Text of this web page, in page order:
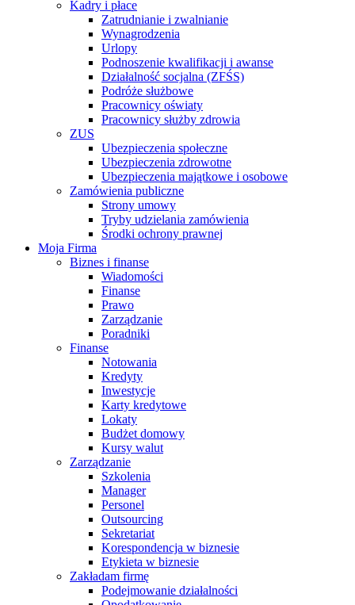
Kadry i płace
Zatrudnianie i zwalnianie
Wynagrodzenia
Urlopy
Podnoszenie kwalifikacji i awanse
Działalność socjalna (ZFŚS)
Podróże służbowe
Pracownicy oświaty
Pracownicy służby zdrowia
ZUS
Ubezpieczenia społeczne
Ubezpieczenia zdrowotne
Ubezpieczenia majątkowe i osobowe
Zamówienia publiczne
Strony umowy
Tryby udzielania zamówienia
Środki ochrony prawnej
Moja Firma
Biznes i finanse
Wiadomości
Finanse
Prawo
Zarządzanie
Poradniki
Finanse
Notowania
Kredyty
Inwestycje
Karty kredytowe
Lokaty
Budżet domowy
Kursy walut
Zarządzanie
Szkolenia
Manager
Personel
Outsourcing
Sekretariat
Korespondencja w biznesie
Etykieta w biznesie
Zakładam firmę
Podejmowanie działalności